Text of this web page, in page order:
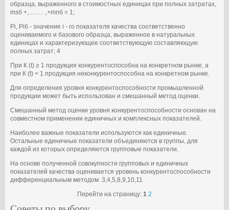
образца, выраженного в стоимостных единицах при полных затратах,
mзб +,……. .,+mnб = 1;
Pi, Piб - значение i - го показателя качества соответственно
оцениваемого и базового образца, выраженное в натуральных
единицах и характеризующее соответствующую составляющую
полных затрат; 4
При К (t) ≥ 1 продукция конкурентоспособна на конкретном рынке, а
при К (t) < 1 продукция неконкурентоспособна на конкретном рынке.
Для определения уровня конкурентоспособности промышленной
продукции может быть использован и смешанный метод оценки.
Смешанный метод оценки уровня конкурентоспособности основан на
совместном применении единичных и комплексных показателей.
Наиболее важные показатели используются как единичные.
Остальные единичные показатели объединяются в группы, для
каждой из которых определяются групповые показатели.
На основе полученной совокупности групповых и единичных
показателей качества оценивается уровень конкурентоспособности
дифференциальным методом. 3,4,5,8,9,10,11
Перейти на страницу: 1 2